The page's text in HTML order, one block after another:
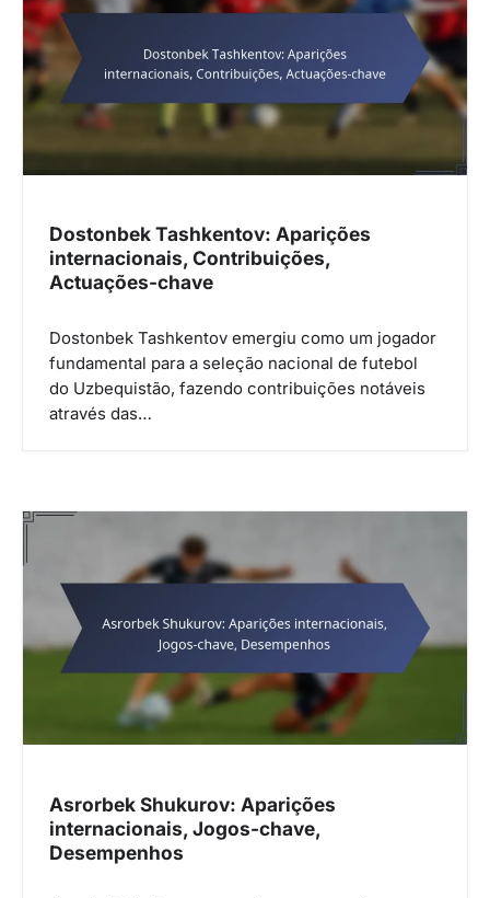
Dostonbek Tashkentov: Aparições
internacionais, Contribuições,
Actuações-chave
Dostonbek Tashkentov emergiu como um jogador
fundamental para a seleção nacional de futebol
do Uzbequistão, fazendo contribuições notáveis
através das…
Asrorbek Shukurov: Aparições
internacionais, Jogos-chave,
Desempenhos